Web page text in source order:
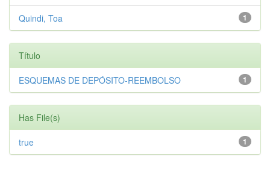
1
Quindi, Toa
Título
1
ESQUEMAS DE DEPÓSITO-REEMBOLSO
Has File(s)
1
true